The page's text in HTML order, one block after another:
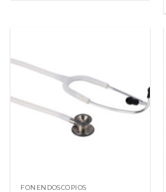
FONENDOSCOPIOS